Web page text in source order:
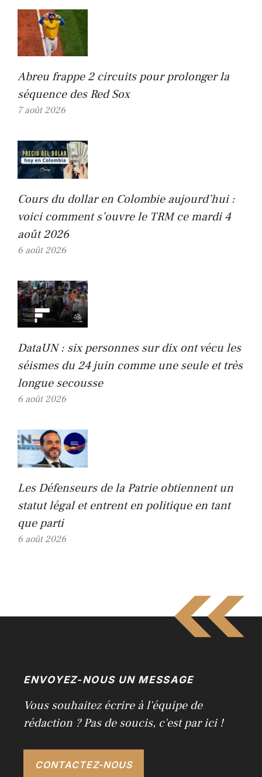
Abreu frappe 2 circuits pour prolonger la
séquence des Red Sox
7 août 2026
Cours du dollar en Colombie aujourd’hui :
voici comment s’ouvre le TRM ce mardi 4
août 2026
6 août 2026
DataUN : six personnes sur dix ont vécu les
séismes du 24 juin comme une seule et très
longue secousse
6 août 2026
Les Défenseurs de la Patrie obtiennent un
statut légal et entrent en politique en tant
que parti
6 août 2026
ENVOYEZ-NOUS UN MESSAGE
Vous souhaitez écrire à l'équipe de
rédaction ? Pas de soucis, c'est par ici !
CONTACTEZ-NOUS